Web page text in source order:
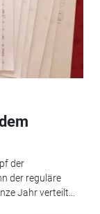
der
der reguläre
Jahr verteilt...